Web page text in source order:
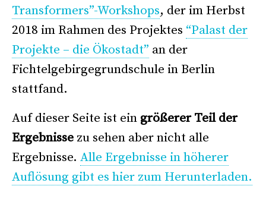
Transformers”-Workshops, der im Herbst
2018 im Rahmen des Projektes “Palast der
Projekte – die Ökostadt” an der
Fichtelgebirgegrundschule in Berlin
stattfand.
Auf dieser Seite ist ein größerer Teil der
Ergebnisse zu sehen aber nicht alle
Ergebnisse. Alle Ergebnisse in höherer
Auflösung gibt es hier zum Herunterladen.